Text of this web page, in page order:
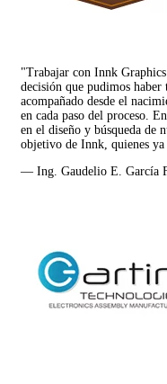
"Trabajar con Innk
decisión que pudimos
acompañado desde el
en cada paso del proceso.
en el diseño y búsqueda de
objetivo de Innk, quienes
— Ing. Gaudelio E. García